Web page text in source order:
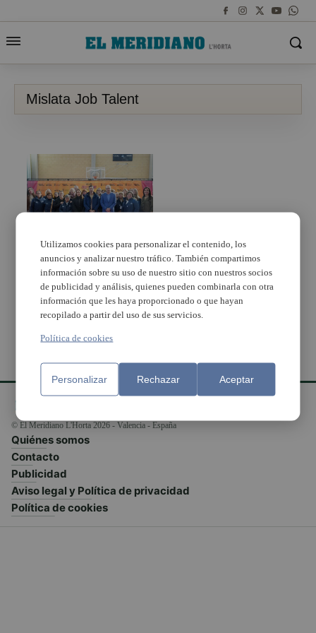
Mislata Job Talent
Mislata pone en marcha
la primera edición de
Mislata Job Talent
© El Meridiano L'Horta 2026 - Valencia - España
Quiénes somos
Contacto
Publicidad
Aviso legal y Política de privacidad
Política de cookies
Utilizamos cookies para personalizar el contenido, los
anuncios y analizar nuestro tráfico. También compartimos
información sobre su uso de nuestro sitio con nuestros socios
de publicidad y análisis, quienes pueden combinarla con otra
información que les haya proporcionado o que hayan
recopilado a partir del uso de sus servicios.
Política de cookies
Personalizar Rechazar Aceptar